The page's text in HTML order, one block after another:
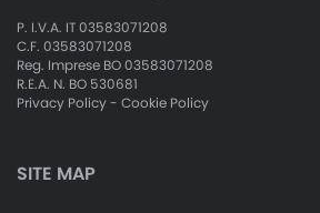
P. I.V.A. IT 03583071208
C.F. 03583071208
Reg. Imprese BO 03583071208
R.E.A. N. BO 530681
Privacy Policy- Cookie Policy
SITE MAP